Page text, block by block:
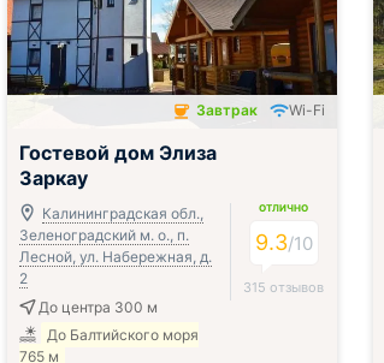
Завтрак включён
Завтрак Wi-Fi
Гостевой дом Элиза
Заркау
Калининградская обл.,
Зеленоградский м. о., п.
Лесной, ул. Набережная, д.
2
До центра 300 м
До Балтийского моря
765 м
ОТЛИЧНО
9.3/10
315 отзывов